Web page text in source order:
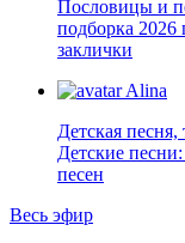
Пословицы и
подборка 2026
заклички
Alina
Детская
Детские
песен
Весь эфир